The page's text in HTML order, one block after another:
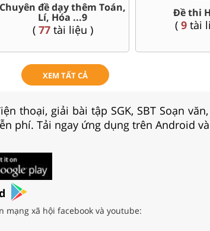
Đề thi vào 10 các sở Hà
Nội, Tp. Hồ Chí Minh..
45tài liệu )
Đề thi giữa kì,
120tài
XEM TẤT CẢ
thoại, giải bài tập SGK, SBT Soạn
phí. Tải ngay ứng dụng trên Android và
xã hội facebook và youtube: